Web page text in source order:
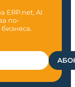
ERP.net, AI
по-